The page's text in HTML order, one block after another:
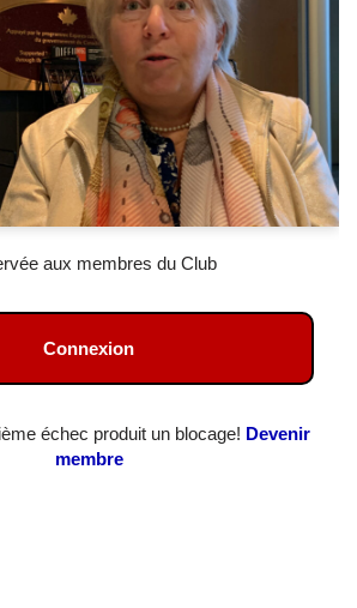
aux membres du Club
Connexion
échec produit un blocage! Devenir
membre